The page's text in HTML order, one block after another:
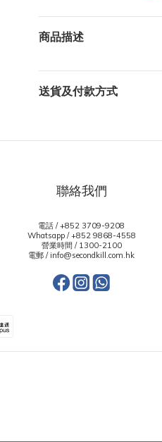
商品描述
送貨及付款方式
聯絡我們
電話 / +852 3709-9208
Whatsapp /+852 9868-4558
營業時間 / 1300-2100
電郵 / info@secondkill.com.hk